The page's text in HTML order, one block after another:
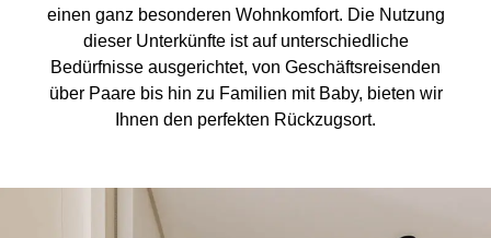
einen ganz besonderen Wohnkomfort. Die Nutzung
dieser Unterkünfte ist auf unterschiedliche
Bedürfnisse ausgerichtet, von Geschäftsreisenden
über Paare bis hin zu Familien mit Baby, bieten wir
Ihnen den perfekten Rückzugsort.